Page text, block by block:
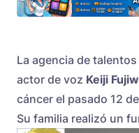
La agencia de talentos
actor de voz Keiji
cáncer el pasado 12
Su familia realizó un